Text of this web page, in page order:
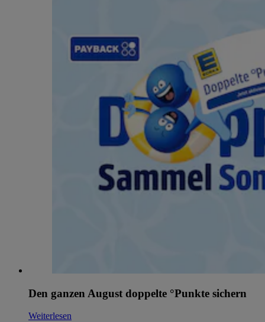
Den ganzen August doppelte °Punkte sichern
Weiterlesen